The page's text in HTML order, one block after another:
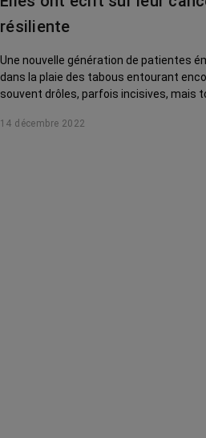
résiliente
Une nouvelle génération de patientes
dans la plaie des tabous entourant
souvent drôles, parfois incisives, mais
14 décembre 2022